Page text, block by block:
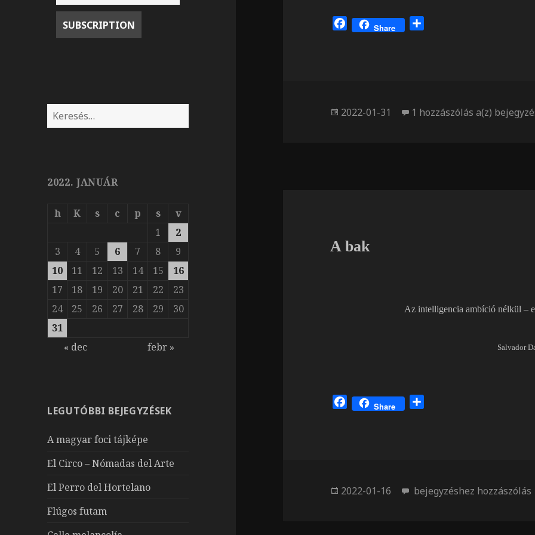
Keresés:
2022. JANUÁR
h K s c p s
v
1
2
3
4 5 6 7 8
9
10
11 12 13 14 15
16
17
18 19 20 21 22
23
24
25 26 27 28 29
30
31
« dec
febr »
LEGUTÓBBI BEJEGYZÉSEK
A magyar foci tájképe
El Circo – Nómadas del Arte
El Perro del Hortelano
Flúgos futam
F
o
Share
e
Közzétéve
2022-01-31 1 hozzászólás a(z) Elég volt
A bak
Az intelligencia ambíció nélkül –
Salvador
F
o
Share
e
Közzétéve
2022-01-16 A bak
bejegyzéshez hozzászólás